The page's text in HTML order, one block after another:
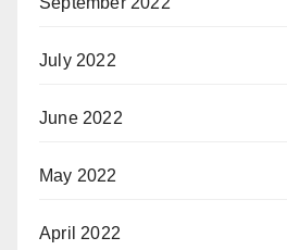
July 2022
June 2022
May 2022
April 2022